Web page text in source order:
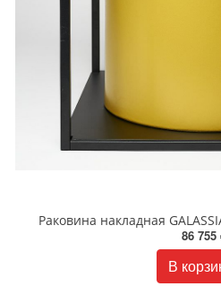
Раковина накладная
86 755
В